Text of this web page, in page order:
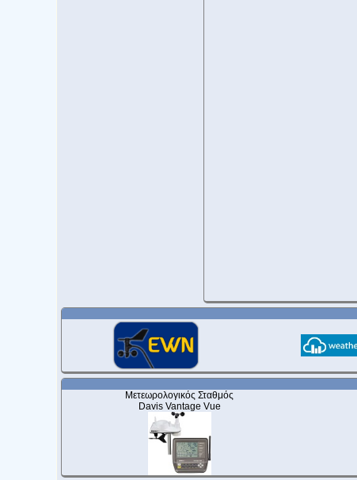
Μετεωρολογικός Σταθμός
Davis Vantage Vue